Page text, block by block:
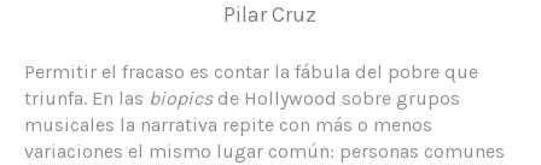
Pilar Cruz
Permitir el fracaso es contar la fábula del pobre que
triunfa. En las biopics de Hollywood sobre grupos
musicales la narrativa repite con más o menos
variaciones el mismo lugar común: personas comunes